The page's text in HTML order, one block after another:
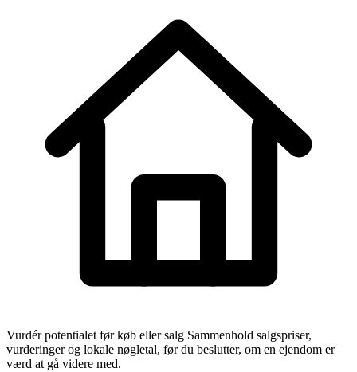
Vurdér potentialet før køb eller salg Sammenhold salgspriser,
vurderinger og lokale nøgletal, før du beslutter, om en ejendom er
værd at gå videre med.